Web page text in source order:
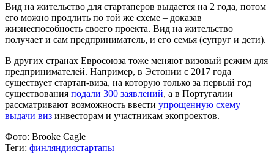
Вид на жительство для стартаперов выдается на 2 года, потом
его можно продлить по той же схеме – доказав
жизнеспособность своего проекта. Вид на жительство
получает и сам предприниматель, и его семья (супруг и дети).
В других странах Евросоюза тоже меняют визовый режим для
предпринимателей. Например, в Эстонии с 2017 года
существует стартап-виза, на которую только за первый год
существования подали 300 заявлений, а в Португалии
рассматривают возможность ввести упрощенную схему
выдачи виз инвесторам и участникам экопроектов.
Фото: Brooke Cagle
Теги: финляндиястартапы